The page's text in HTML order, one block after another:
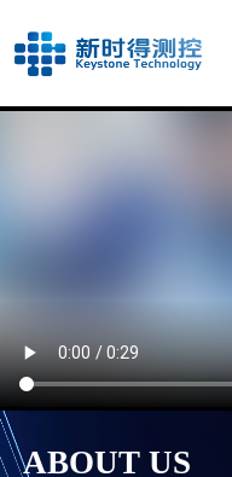
ABOUT US